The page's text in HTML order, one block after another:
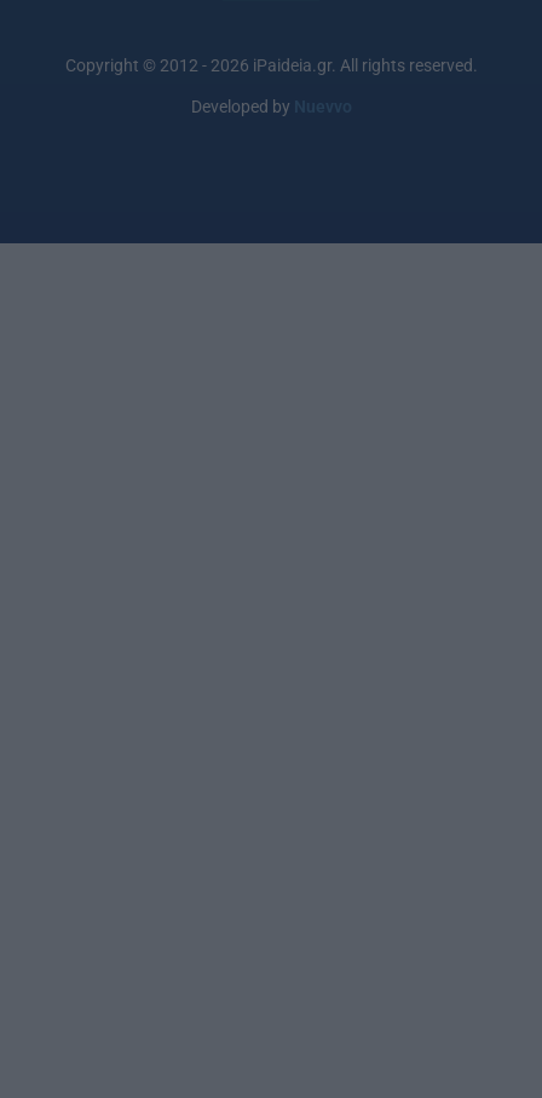
Copyright © 2012 - 2026 iPaideia.gr. All rights reserved.
Developed by